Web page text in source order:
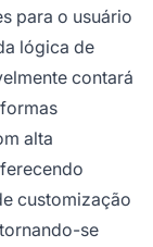
para o usuário
lógica de
contará
alta
customização
se